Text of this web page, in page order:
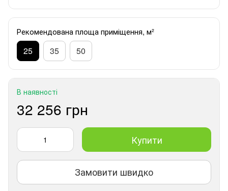
Рекомендована площа приміщення, м²
25 35 50
В наявності
32 256 грн
Купити
Замовити швидко